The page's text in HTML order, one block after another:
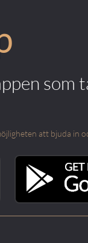
som
att bjuda in